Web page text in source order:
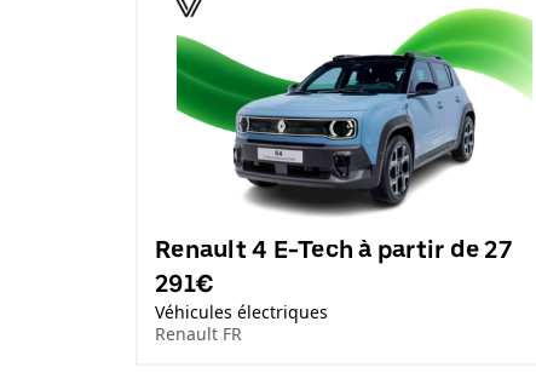
Renault 4 E-Tech à partir de 27
291€
Véhicules électriques
Renault FR